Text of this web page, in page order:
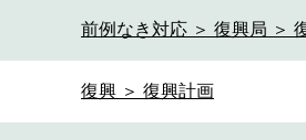
前例なき対応 ＞ 復興局 ＞
復興 ＞ 復興計画